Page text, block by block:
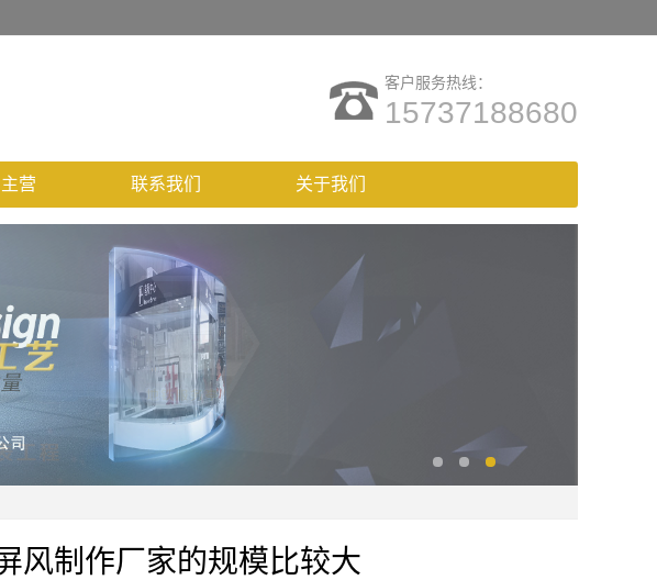
客户服务热线：
15737188680
营 联系我们 关于我们
风制作厂家的规模比较大